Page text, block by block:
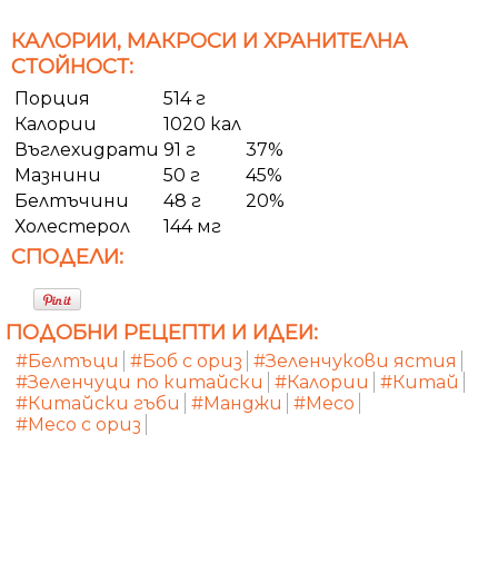
КАЛОРИИ, МАКРОСИ И ХРАНИТЕЛНА
СТОЙНОСТ:
Порция
514 г
Калории
1020 кал
Въглехидрати 91 г
37%
Мазнини
50 г
45%
Белтъчини
48 г
20%
Холестерол
144 мг
СПОДЕЛИ:
ПОДОБНИ РЕЦЕПТИ И ИДЕИ:
#Белтъци #Боб с ориз #Зеленчукови ястия
#Зеленчуци по китайски
#Калории
#Китай
#Китайски гъби
#Манджи
#Месо
#Месо с ориз